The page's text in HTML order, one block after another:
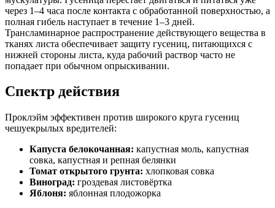
через 1–4 часа после контакта с обработанной поверхностью, а
полная гибель наступает в течение 1–3 дней.
Трансламинарное распространение действующего вещества в
тканях листа обеспечивает защиту гусениц, питающихся с
нижней стороны листа, куда рабочий раствор часто не
попадает при обычном опрыскивании.
Спектр действия
Проклэйм эффективен против широкого круга гусениц
чешуекрылых вредителей:
Капуста белокочанная: капустная моль, капустная
совка, капустная и репная белянки
Томат открытого грунта: хлопковая совка
Виноград: гроздевая листовёртка
Яблоня: яблонная плодожорка